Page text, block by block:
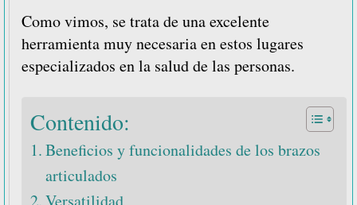
Como vimos, se trata de una excelente
herramienta muy necesaria en estos lugares
especializados en la salud de las personas.
Contenido:
Beneficios y funcionalidades de los brazos
articulados
Versatilidad